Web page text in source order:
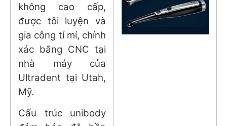
không cao cấp,
được tôi luyện và
gia công tỉ mỉ, chính
xác bằng CNC tại
nhà máy của
Ultradent tại Utah,
Mỹ.
Cấu trúc unibody